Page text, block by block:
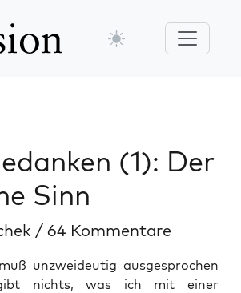
(1): Der
Sinn
/ 64 Kommentare
unzweideutig ausgesprochen
nichts, was ich mit einer